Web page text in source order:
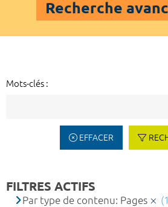
Recherche
Mots-clés :
EFFACER
FILTRES ACTIFS
Par type de contenu: Pages